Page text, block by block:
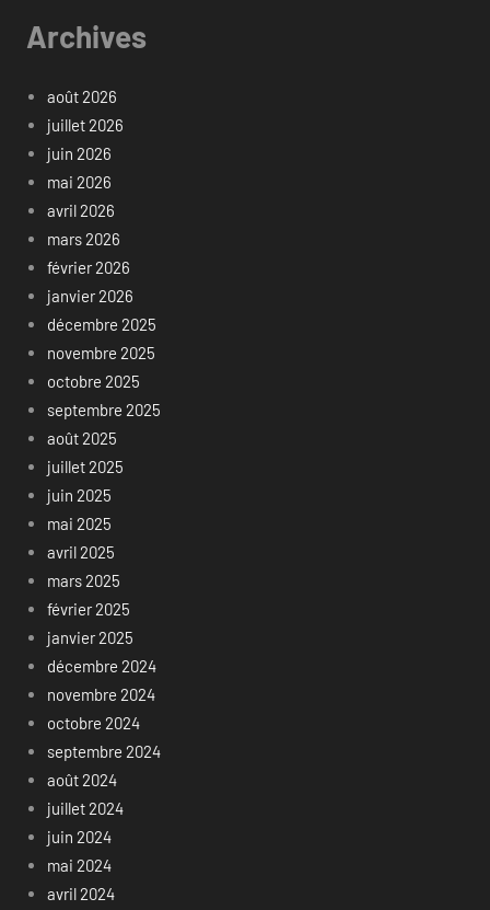
Archives
août 2026
juillet 2026
juin 2026
mai 2026
avril 2026
mars 2026
février 2026
janvier 2026
décembre 2025
novembre 2025
octobre 2025
septembre 2025
août 2025
juillet 2025
juin 2025
mai 2025
avril 2025
mars 2025
février 2025
janvier 2025
décembre 2024
novembre 2024
octobre 2024
septembre 2024
août 2024
juillet 2024
juin 2024
mai 2024
avril 2024